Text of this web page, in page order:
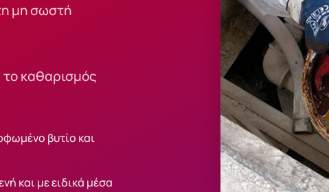
μη σωστή
το καθαρισμός
βυτίο και
και με ειδικά μέσα